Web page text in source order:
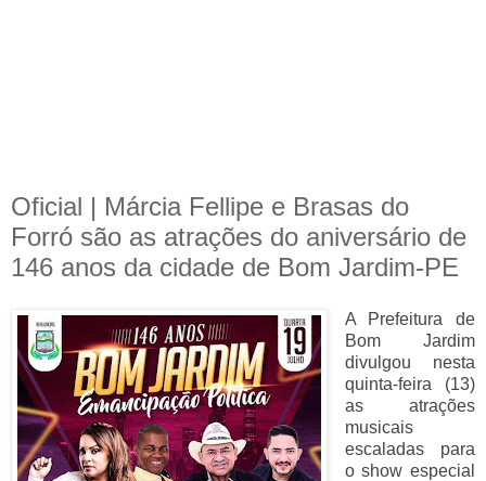
Oficial | Márcia Fellipe e Brasas do
Forró são as atrações do aniversário de
146 anos da cidade de Bom Jardim-PE
A Prefeitura de
Bom Jardim
divulgou nesta
quinta-feira (13)
as atrações
musicais
escaladas para
o show especial